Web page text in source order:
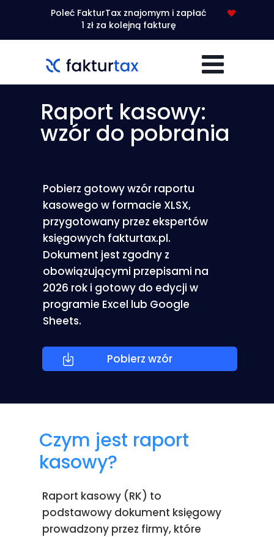
Poleć FakturTax znajomym i zapłać
1 zł za kolejną fakturę
Raport kasowy:
wzór do pobrania
Pobierz gotowy wzór raportu
kasowego w formacie XLSX,
przygotowany przez ekspertów
księgowych fakturtax.pl.
Dokument jest zgodny z
obowiązującymi przepisami na
2026 rok i gotowy do edycji w
programie Excel lub Google
Sheets.
Pobierz wzór
Czym jest raport
kasowy?
Raport kasowy (RK) to
podstawowy dokument księgowy
prowadzony przez firmy, które
WIDEO